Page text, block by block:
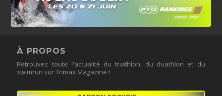
À PROPOS
Retrouvez toute l'actualité du triathlon, du duathlon et du
swimrun sur Trimax Magazine !